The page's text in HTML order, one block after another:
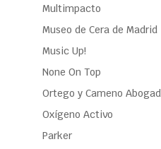
Multimpacto
Museo de Cera de Madrid
Music Up!
None On Top
Ortego y Cameno
Oxígeno Activo
Parker